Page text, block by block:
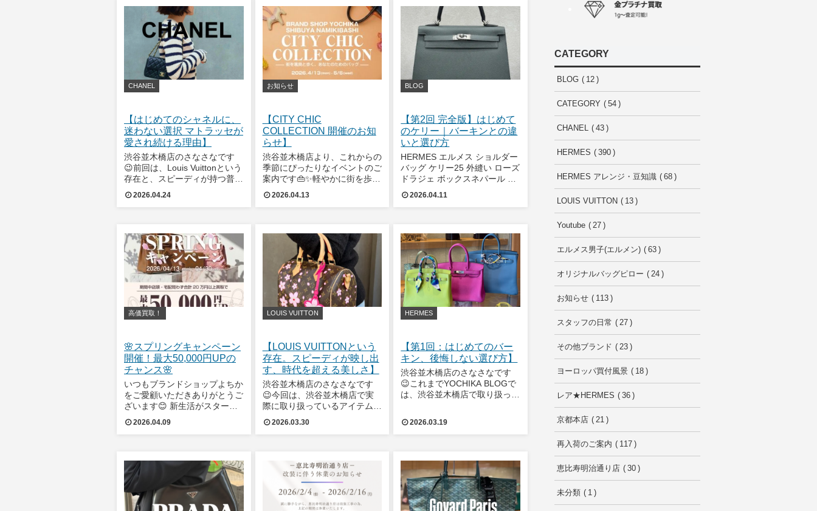
ードの歴史初のファスナー付き
バッグとして知られてい
じめ、CHANELなど、今
5月4日（月） 臨時休業（全
店舗）・5月7日
CHANEL
【はじめてのシャネルに、
迷わない選択 マトラッセが
愛され続ける理由】
渋谷並木橋店のさなさなです
😉前回は、Louis Vuittonという
存在と、スピーディが持つ普遍
的な美しさについてご紹介しま
した。そして今回ご紹介するの
CHANELです。CHANELと
2026.04.24
お知らせ
【CITY CHIC
COLLECTION 開催のお知
らせ】
渋谷並木橋店より、これからの
季節にぴったりなイベントのご
案内です👜✨軽やかに街を歩き
たくなるこれからの季節。
YOCHIKAでは、日常に寄り添
COLLECTION」を開催いたし
2026.04.13
BLOG
【第2回 完全版】はじめて
のケリー｜バーキンとの違
いと選び方
HERMES エルメス ショルダー
バッグ ケリー25 外縫い ローズ
ドラジェ ボックスネパール シ
ルバー金具 □E刻印 ABランク
【中古】渋谷並木橋店のさなさ
選び方をお伝えしました。そし
2026.04.11
高価買取！
🌸スプリングキャンペーン
開催！最大50,000円UPの
チャンス🌸
いつもブランドショップよちか
をご愛顧いただきありがとうご
ざいます😊 新生活がスタート
するこの季節、使わなくなった
アイテムの整理はいかがです
いたします！ 📅 【キャンペー
ン期間】 4月1
2026.04.09
LOUIS VUITTON
【LOUIS VUITTONという
存在。スピーディが映し出
す、時代を超える美しさ】
渋谷並木橋店のさなさなです
😉今回は、渋谷並木橋店で実
際に取り扱っているアイテムの
中から、おすすめをご紹介して
いきます。前回は、
グジュアリー】として、ミニマ
ルで洗練された魅力をお届けし
2026.03.30
HERMES
【第1回：はじめてのバー
キン、後悔しない選び方】
渋谷並木橋店のさなさなです
😉これまでYOCHIKA BLOGで
は、渋谷並木橋店で取り扱って
少し視点を変えて、**何度も読
じめ
2026.03.19
CATEGORY
BLOG 12
CATEGORY 54
CHANEL 43
HERMES 390
HERMES アレンジ・豆知識 68
LOUIS VUITTON 13
Youtube 27
エルメス男子(エルメン) 63
オリジナルバッグピロー 24
お知らせ 113
スタッフの日常 27
その他ブランド 23
ヨーロッパ買付風景 18
レア★HERMES 36
京都本店 21
再入荷のご案内 117
恵比寿明治通り店 30
未分類 1